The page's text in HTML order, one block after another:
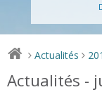
> Actualités >
Actualités -